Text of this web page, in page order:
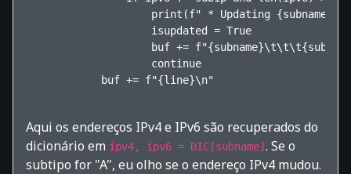
print(f" * Updating {subname}
                    isupdated = True
buf +=
                    continue
            buf += f"{line}\n"
Aqui os endereços IPv4 e IPv6 são recuperados do
dicionário em ipv4, ipv6 = DIC[subname] . Se o
subtipo for "A", eu olho se o endereço IPv4 mudou.